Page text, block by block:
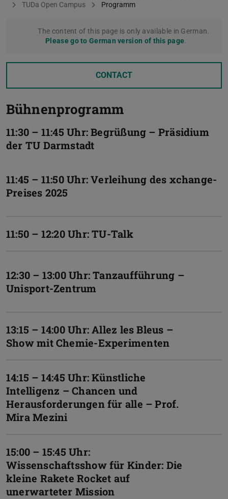
TUDa Open Campus
Programm
The content of this page is only available in German.
Please go to German version of this page.
CONTACT
Bühnenprogramm
11:30 – 11:45 Uhr: Begrüßung – Präsidium
der TU Darmstadt
11:45 – 11:50 Uhr: Verleihung des xchange-
Preises 2025
11:50 – 12:20 Uhr: TU-Talk
12:30 – 13:00 Uhr: Tanzaufführung –
Unisport-Zentrum
13:15 – 14:00 Uhr: Allez les Bleus –
Show mit Chemie-Experimenten
14:15 – 14:45 Uhr: Künstliche
Intelligenz – Chancen und
Herausforderungen für alle – Prof.
Mira Mezini
15:00 – 15:45 Uhr:
Wissenschaftsshow für Kinder: Die
kleine Rakete Rocket auf
unerwarteter Mission